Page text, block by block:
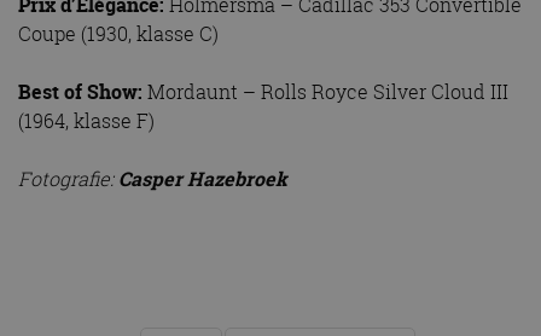
Coupe (1930, klasse C)
Best of Show: Mordaunt – Rolls Royce Silver Cloud III
(1964, klasse F)
Fotografie:Casper Hazebroek